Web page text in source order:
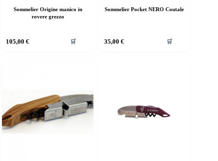
Sommelier Origine manico in
rovere grezzo
105,00€ 🛒
Sommelier Pocket NERO Coutale
35,00 € 🛒